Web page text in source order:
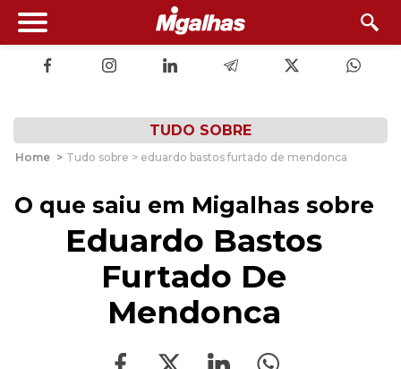
TUDO SOBRE
Home > Tudo sobre > eduardo bastos furtado de mendonca
O que saiu em Migalhas sobre
Eduardo Bastos
Furtado De
Mendonca